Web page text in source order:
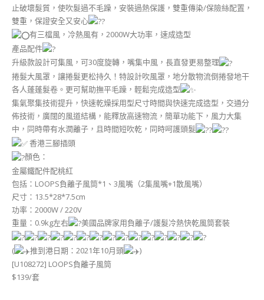
止破壞髮質，使吹髮過不毛躁，安裝過熱保護，雙重傳染/保險絲配置，
雙重，保證安全又安心
有三檔風，冷熱風有，2000W大功率，速成造型
產品配件
升級款設計可集風，可30度旋轉，嘴集中風，長直發更易整理
捲髮大風罩，讓捲髮更松持久！特設計吹風罩，地分散物流倒捲發地干
各人蓬蓬髮卷。更可幫助撫平毛躁，輕鬆完成造型
集氣聚集技術提升，快速乾燥採用型尺寸時間與快速完成造型，交通分
佈技術，廣闊的風道結構，能釋放高速物流，簡單功能下，風力大集
中，同時帶有水潤離子，且時間短吹乾，同時呵護頭髮
香港三腳插頭
顏色：
金屬鐵配件配桃紅
包括：LOOPS負離子風筒*1、3風嘴（2集風嘴+1散風嘴）
尺寸：13.5*28*7.5cm
功率：2000W / 220V
重量：0.9kg左右
美國品牌家用負離子/護髮冷熱快乾風筒套裝
( 推到港日期：2021年10月頭
)
[U108272] LOOPS負離子風筒
$139/套